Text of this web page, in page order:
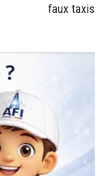
faux taxis